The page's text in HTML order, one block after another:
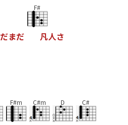
だまだ
F#
凡人さ
F#m C#m D C#